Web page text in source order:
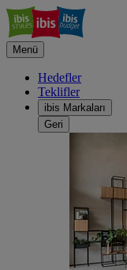
Menü
Hedefler
Teklifler
ibis Markaları
Geri